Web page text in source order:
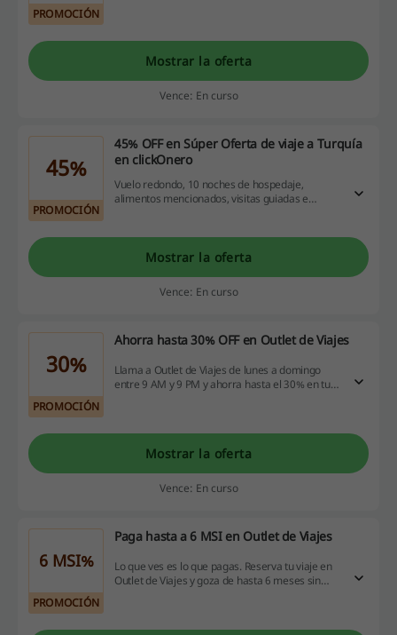
PROMOCIÓN
Mostrar la oferta
Vence: En curso
45%
PROMOCIÓN
45% OFF en Súper Oferta de viaje a Turquía
en clickOnero
Vuelo redondo, 10 noches de hospedaje,
alimentos mencionados, visitas guiadas e
Haz click para disfrutar del 45% de descuento.
¿Te lo piensas perder?
Mostrar la oferta
Vence: En curso
30%
PROMOCIÓN
Ahorra hasta 30% OFF en Outlet de Viajes
Llama a Outlet de Viajes de lunes a domingo
entre 9 AM y 9 PM y ahorra hasta el 30% en tu
Mostrar la oferta
Vence: En curso
6 MSI%
PROMOCIÓN
Paga hasta a 6 MSI en Outlet de Viajes
Lo que ves es lo que pagas. Reserva tu viaje en
Outlet de Viajes y goza de hasta 6 meses sin